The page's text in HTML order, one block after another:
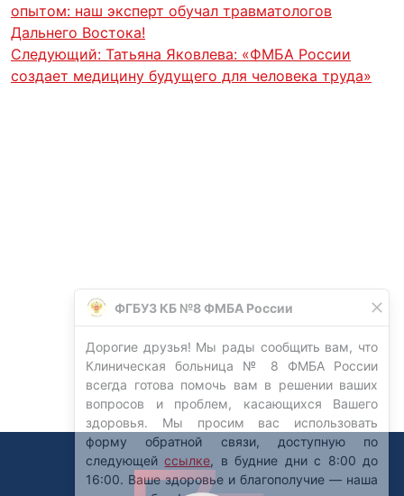
опытом: наш эксперт обучал травматологов
Дальнего Востока!
Следующий: Татьяна Яковлева: «ФМБА России
создает медицину будущего для человека труда»